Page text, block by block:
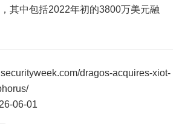
其中包括2022年初的3800万美元融
dragos-acquires-xiot-
06-01